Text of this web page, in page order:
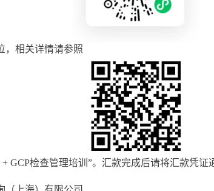
，相关详情请参照
GCP检查管理培训”。汇款完成后请将汇款凭证